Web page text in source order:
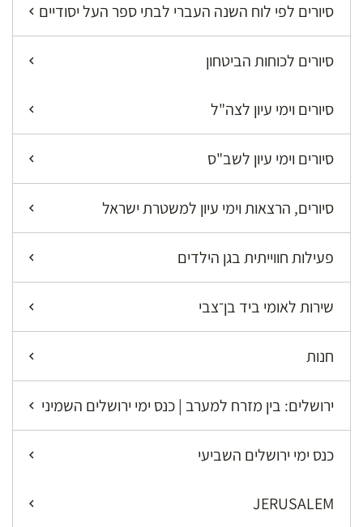
סיורים לפי לוח השנה העברי לבתי ספר העל יסודיים
סיורים לכוחות הביטחון
סיורים וימי עיון לצה"ל
סיורים וימי עיון לשב"ס
סיורים, הרצאות וימי עיון למשטרת ישראל
פעילות חווייתית בגן הילדים
שירות לאומי ביד בן־צבי
חנות
ירושלים: בין מזרח למערב | כנס ימי ירושלים השמיני
כנס ימי ירושלים השביעי
JERUSALEM